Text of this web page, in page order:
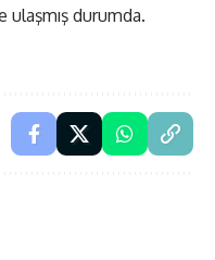
ulaşmış durumda.